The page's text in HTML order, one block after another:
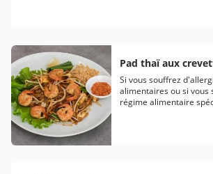
Pad thaï aux
Si vous souffrez
alimentaires ou si vous
régime alimentaire
restaurant avant de